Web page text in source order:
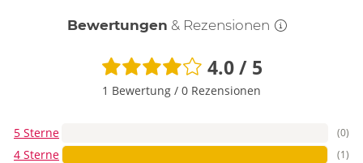
Bewertungen & Rezensionen
4.0 / 5
1 Bewertung / 0 Rezensionen
5 Sterne (0)
4 Sterne (1)